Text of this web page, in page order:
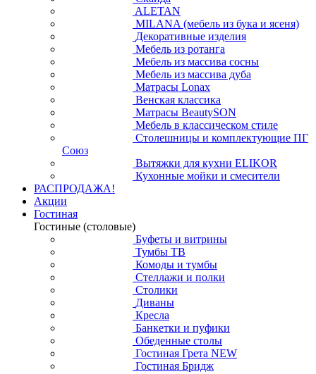
ALETAN
MILANA (мебель из бука и ясеня)
Декоративные изделия
Мебель из ротанга
Мебель из массива сосны
Мебель из массива дуба
Матрасы Lonax
Венская классика
Матрасы BeautySON
Мебель в классическом стиле
Столешницы и комплектующие ПГ
Союз
Вытяжки для кухни ELIKOR
Кухонные мойки и смесители
РАСПРОДАЖА!
Акции
Гостиная
Гостиные (столовые)
Буфеты и витрины
Тумбы ТВ
Комоды и тумбы
Стеллажи и полки
Столики
Диваны
Кресла
Банкетки и пуфики
Обеденные столы
Гостиная Грета NEW
Гостиная Бридж